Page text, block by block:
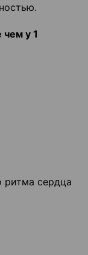
чем у 1
ритма сердца